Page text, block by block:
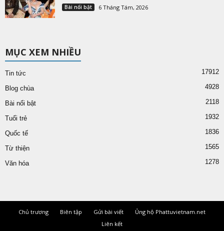
Bài nổi bật 6 Tháng Tám, 2026
MỤC XEM NHIỀU
Tin tức 17912
Blog chùa 4928
Bài nổi bật 2118
Tuổi trẻ 1932
Quốc tế 1836
Từ thiện 1565
Văn hóa 1278
Chủ trương Biên tập Gửi bài viết
Ủng hộ Phattuvietnam.net
Liên kết